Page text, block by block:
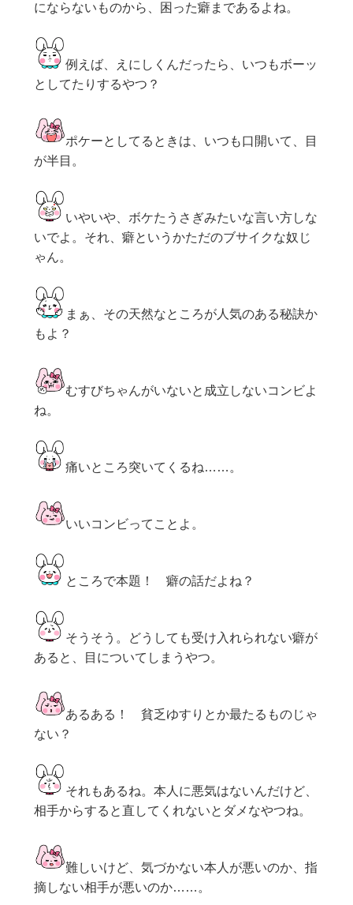
にならないものから、困った癖まであるよね。
例えば、えにしくんだったら、いつもボーッ
としてたりするやつ？
ポケーとしてるときは、いつも口開いて、目
が半目。
いやいや、ボケたうさぎみたいな言い方しな
いでよ。それ、癖というかただのブサイクな奴じ
ゃん。
まぁ、その天然なところが人気のある秘訣か
もよ？
むすびちゃんがいないと成立しないコンビよ
ね。
痛いところ突いてくるね……。
いいコンビってことよ。
ところで本題！ 癖の話だよね？
そうそう。どうしても受け入れられない癖が
あると、目についてしまうやつ。
あるある！ 貧乏ゆすりとか最たるものじゃ
ない？
それもあるね。本人に悪気はないんだけど、
相手からすると直してくれないとダメなやつね。
難しいけど、気づかない本人が悪いのか、指
摘しない相手が悪いのか……。